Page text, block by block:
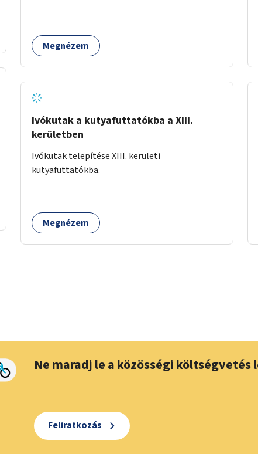
biztonsága már azt megelőzően, hogy
többéves távlatban sor kerülne az út teljes
Megnézem
Ivókutak a kutyafuttatókba a XIII.
kerületben
Ivókutak telepítése XIII. kerületi
kutyafuttatókba.
Megnézem
Ne maradj le a közösségi
Feliratkozás